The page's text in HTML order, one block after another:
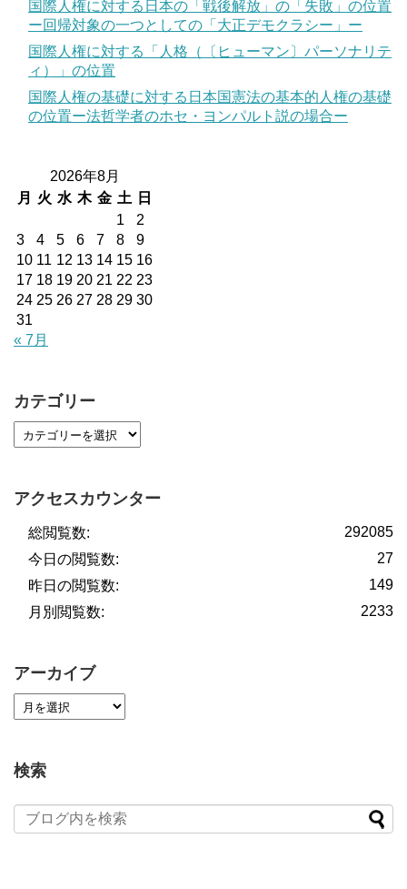
国際人権に対する日本の「戦後解放」の「失敗」の位置
ー回帰対象の一つとしての「大正デモクラシー」ー
国際人権に対する「人格（〔ヒューマン〕パーソナリテ
ィ）」の位置
国際人権の基礎に対する日本国憲法の基本的人権の基礎
の位置ー法哲学者のホセ・ヨンパルト説の場合ー
2026年8月
月
火 水 木 金 土
日
1
2
3
4 5 6 7 8
9
10 11 12 13 14 15 16
17 18 19 20 21 22 23
24 25 26 27 28 29 30
31
« 7月
カテゴリー
アクセスカウンター
292085
総閲覧数:
27
今日の閲覧数:
149
昨日の閲覧数:
2233
月別閲覧数:
アーカイブ
検索